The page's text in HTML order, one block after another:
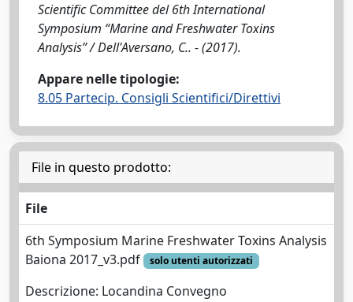
Scientific Committee del 6th International
Symposium “Marine and Freshwater Toxins
Analysis” / Dell'Aversano, C.. - (2017).
Appare nelle tipologie:
8.05 Partecip. Consigli Scientifici/Direttivi
File in questo prodotto:
File
6th Symposium Marine Freshwater Toxins Analysis
Baiona 2017_v3.pdf
solo utenti autorizzati
Descrizione: Locandina Convegno